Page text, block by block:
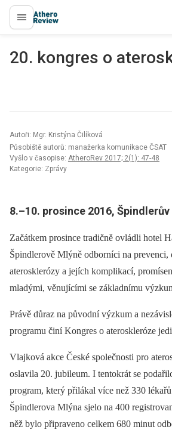
proLékaře.cz
20. kongres o
Autoři: Mgr. Kristýna Čilíková
Působiště autorů: manažerka komunikace ČSAT
Vyšlo v časopise: AtheroRev 2017; 2(1): 47-48
Kategorie: Zprávy
8.–10. prosince 2016,
Začátkem prosince tradičně ovládli hotel
Špindlerově Mlýně odborníci na prevenci,
aterosklerózy a jejích komplikací,
mladými, věnujícími se základnímu
Právě důraz na původní výzkum a
programu činí Kongres o ateroskleróze
Vlajková akce České společnosti pro
oslavila 20. jubileum. I tentokrát se
program, který přilákal více než 330
Špindlerova Mlýna sjelo na 400
něž bylo připraveno celkem 680 minut